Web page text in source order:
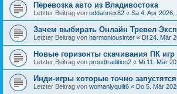
Перевозка авто из Владивостока
Letzter Beitrag von oddannex82 « Sa 4. Apr 2026,
Зачем выбирать Онлайн Тревел
Letzter Beitrag von harmoniousinter « Di 24. Mär
Новые горизонты скачивания ПК игр
Letzter Beitrag von proudtradition2 « Mi 11. Mär
Инди-игры которые точно запустятся
Letzter Beitrag von womanlyquilt6 « Do 5. Mär